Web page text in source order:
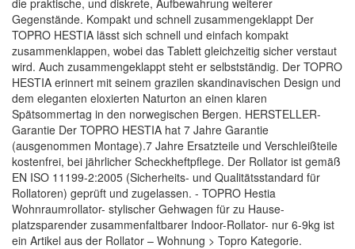
die praktische, und diskrete, Aufbewahrung weiterer
Gegenstände. Kompakt und schnell zusammengeklappt Der
TOPRO HESTIA lässt sich schnell und einfach kompakt
zusammenklappen, wobei das Tablett gleichzeitig sicher verstaut
wird. Auch zusammengeklappt steht er selbstständig. Der TOPRO
HESTIA erinnert mit seinem grazilen skandinavischen Design und
dem eleganten eloxierten Naturton an einen klaren
Spätsommertag in den norwegischen Bergen. HERSTELLER-
Garantie Der TOPRO HESTIA hat 7 Jahre Garantie
(ausgenommen Montage).7 Jahre Ersatzteile und Verschleißteile
kostenfrei, bei jährlicher Scheckheftpflege. Der Rollator ist gemäß
EN ISO 11199-2:2005 (Sicherheits- und Qualitätsstandard für
Rollatoren) geprüft und zugelassen. - TOPRO Hestia
Wohnraumrollator- stylischer Gehwagen für zu Hause-
platzsparender zusammenfaltbarer Indoor-Rollator- nur 6-9kg ist
ein Artikel aus der Rollator – Wohnung > Topro Kategorie.